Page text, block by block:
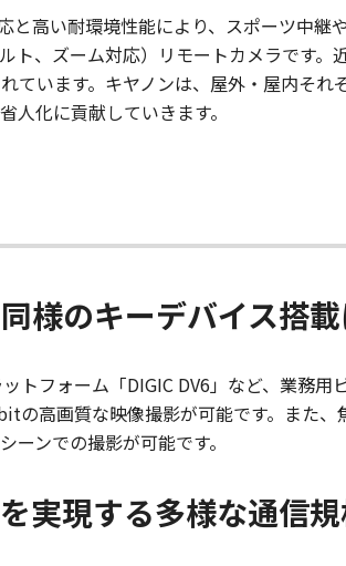
と高い耐環境性能により、スポーツ中
ト、ズーム対応）リモートカメラです
ています。キヤノンは、屋外・屋内そ
人化に貢献していきます。
様のキーデバイス搭
トフォーム「DIGIC DV6」など、業務
の高画質な映像撮影が可能です。また
ーンでの撮影が可能です。
実現する多様な通信